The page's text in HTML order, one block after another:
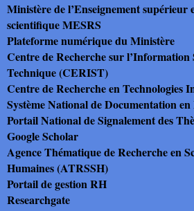
Ministère de l’Enseignement supérieur
scientifique MESRS
Plateforme numérique du Ministère
Centre de Recherche sur l’Information
Technique (CERIST)
Centre de Recherche en Technologies
Système National de Documentation
Portail National de Signalement des
Google Scholar
Agence Thématique de Recherche en
Humaines (ATRSSH)
Portail de gestion RH
Researchgate